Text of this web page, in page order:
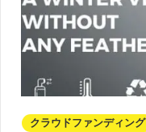
クラウドファンディング